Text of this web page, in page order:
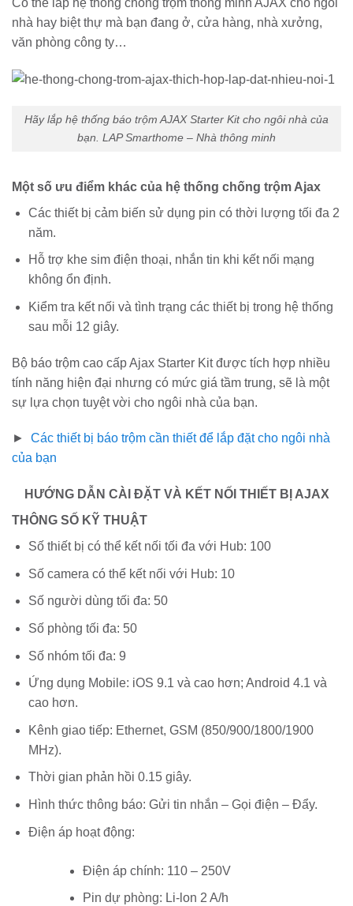
Có thể lắp hệ thống chống trộm thông minh AJAX cho ngôi
nhà hay biệt thự mà bạn đang ở, cửa hàng, nhà xưởng,
văn phòng công ty…
Hãy lắp hệ thống báo trộm AJAX Starter Kit cho ngôi nhà của
bạn. LAP Smarthome – Nhà thông minh
Một số ưu điểm khác của hệ thống chống trộm Ajax
Các thiết bị cảm biến sử dụng pin có thời lượng tối đa 2
năm.
Hỗ trợ khe sim điện thoại, nhắn tin khi kết nối mạng
không ổn định.
Kiểm tra kết nối và tình trạng các thiết bị trong hệ thống
sau mỗi 12 giây.
Bộ báo trộm cao cấp Ajax Starter Kit được tích hợp nhiều
tính năng hiện đại nhưng có mức giá tầm trung, sẽ là một
sự lựa chọn tuyệt vời cho ngôi nhà của bạn.
► Các thiết bị báo trộm cần thiết để lắp đặt cho ngôi nhà
của bạn
HƯỚNG DẪN CÀI ĐẶT VÀ KẾT NỐI THIẾT BỊ AJAX
THÔNG SỐ KỸ THUẬT
Số thiết bị có thể kết nối tối đa với Hub: 100
Số camera có thể kết nối với Hub: 10
Số người dùng tối đa: 50
Số phòng tối đa: 50
Số nhóm tối đa: 9
Ứng dụng Mobile: iOS 9.1 và cao hơn; Android 4.1 và
cao hơn.
Kênh giao tiếp: Ethernet, GSM (850/900/1800/1900
MHz).
Thời gian phản hồi 0.15 giây.
Hình thức thông báo: Gửi tin nhắn – Gọi điện – Đẩy.
Điện áp hoạt động:
Điện áp chính: 110 – 250V
Pin dự phòng: Li-lon 2 A/h